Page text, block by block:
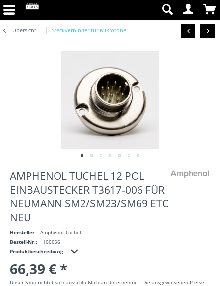
Übersicht Steckverbinder für Mikrofone
AMPHENOL TUCHEL 12 POL
EINBAUSTECKER T3617-006 FÜR
NEUMANN SM2/SM23/SM69 ETC
NEU
Hersteller
Amphenol Tuchel
Bestell-Nr.:
100056
Produktbeschreibung
66,39 € *
Unser Shop richtet sich ausschließlich an Unternehmer. Die ausgewiesenen Preise